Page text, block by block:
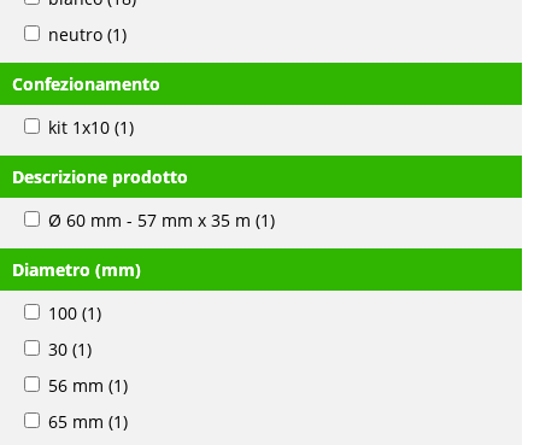
neutro (1)
Confezionamento
kit 1x10 (1)
Descrizione prodotto
Ø 60 mm - 57 mm x 35 m (1)
Diametro (mm)
100 (1)
30 (1)
56 mm (1)
65 mm (1)